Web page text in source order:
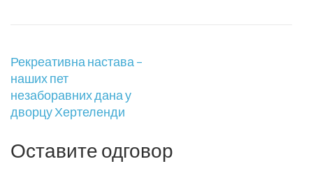
Рекреативна настава –
наших пет
незаборавних дана у
дворцу Хертеленди
Оставите одговор